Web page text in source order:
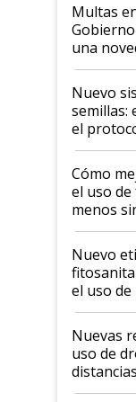
Multas
una
Nuevo
semillas:
el
Cómo
el uso
menos
fina
Nuevo
el uso
palabras
Nuevas
uso de